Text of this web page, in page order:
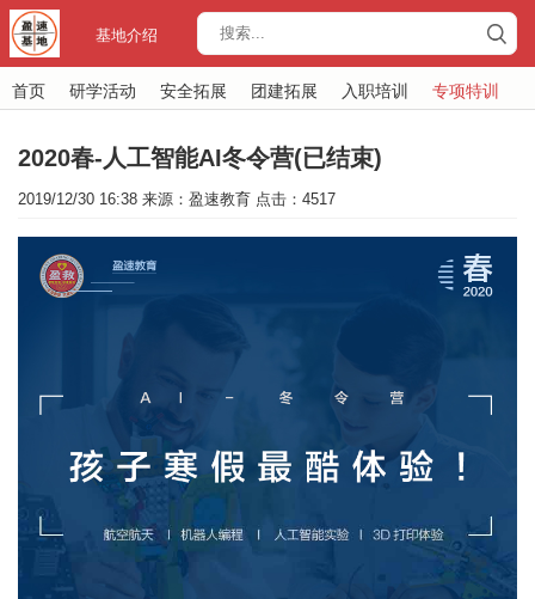
基地介绍
首页 研学活动 安全拓展 团建拓展 入职培训 专项特训
2020春-人工智能AI冬令营(已结束)
2019/12/30 16:38 来源：盈速教育 点击：4517